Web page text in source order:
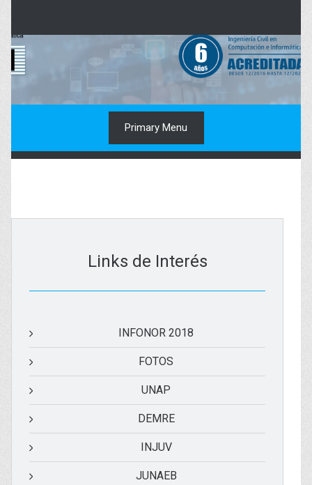
content
Primary Menu
Links de Interés
INFONOR 2018
FOTOS
UNAP
DEMRE
INJUV
JUNAEB